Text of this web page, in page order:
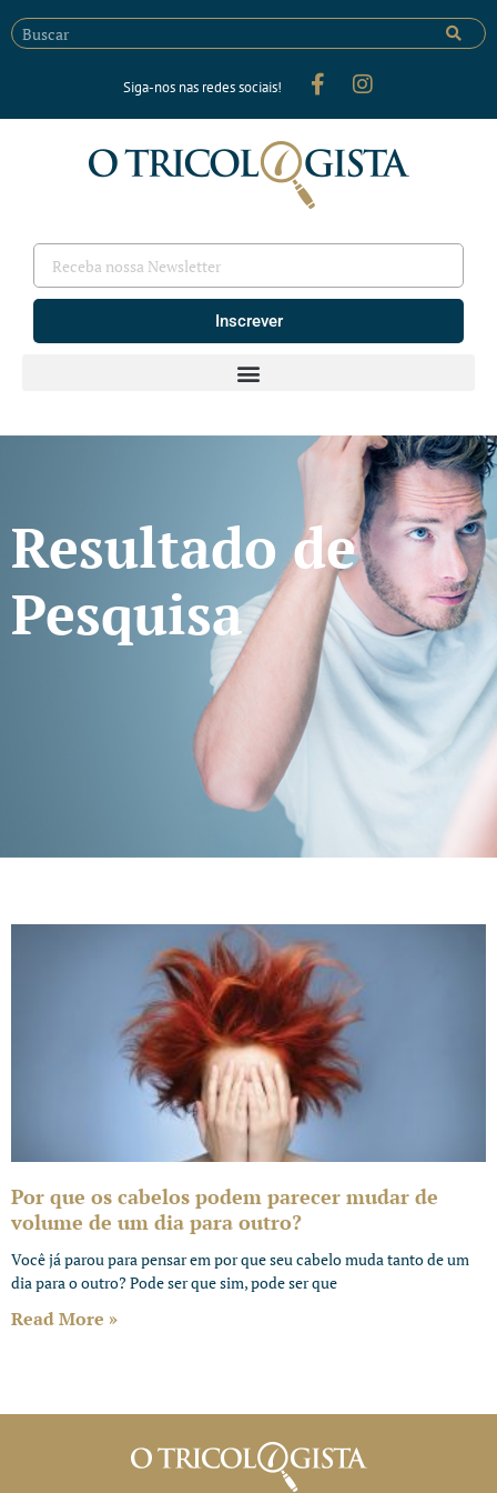
Siga-nos nas redes sociais!
Inscrever
Resultado de
Pesquisa
Por que os cabelos podem parecer mudar de
volume de um dia para outro?
Você já parou para pensar em por que seu cabelo muda tanto de um
dia para o outro? Pode ser que sim, pode ser que
Read More »